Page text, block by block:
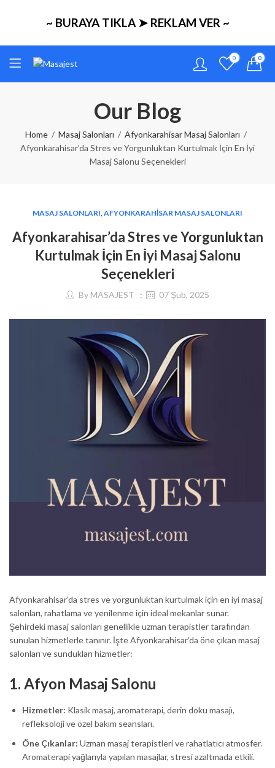
~ BURAYA TIKLA ➤ REKLAM VER ~
0 0
Our Blog
Home Masaj Salonları
Afyonkarahisar Masaj Salonları
Afyonkarahisar’da Stres ve Yorgunluktan Kurtulmak İçin En İyi
Masaj Salonu Seçenekleri
MASAJ SALONLARI,AFYONKARAHISAR MASAJ SALONLARI
Afyonkarahisar’da Stres ve Yorgunluktan
Kurtulmak İçin En İyi Masaj Salonu
Seçenekleri
By MASAJEST 07 Şub, 2025
Afyonkarahisar’da stres ve yorgunluktan kurtulmak için en iyi masaj
salonları, rahatlama ve yenilenme için ideal mekanlar sunar.
Şehirdeki masaj salonları genellikle uzman terapistler tarafından
sunulan hizmetlerle tanınır. İşte Afyonkarahisar’da öne çıkan masaj
salonları ve sundukları hizmetler:
1. Afyon Masaj Salonu
Hizmetler: Klasik masaj, aromaterapi, derin doku masajı,
refleksoloji ve özel bakım seansları.
Öne Çıkanlar: Uzman masaj terapistleri ve rahatlatıcı atmosfer.
Aromaterapi yağlarıyla yapılan masajlar, stresi azaltmada etkili.